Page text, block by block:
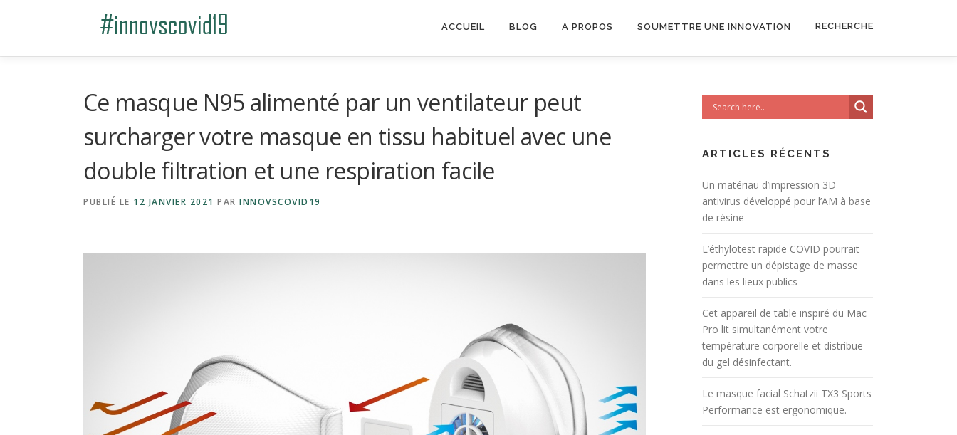
ACCUEIL BLOG A PROPOS SOUMETTRE UNE INNOVATION RECHERCHE
Ce masque N95 alimenté par un ventilateur peut
surcharger votre masque en tissu habituel avec une
double filtration et une respiration facile
PUBLIÉ LE 12 JANVIER 2021 PAR INNOVSCOVID19
ARTICLES RÉCENTS
Un matériau d’impression 3D
antivirus développé pour l’AM à base
de résine
L’éthylotest rapide COVID pourrait
permettre un dépistage de masse
dans les lieux publics
Cet appareil de table inspiré du Mac
Pro lit simultanément votre
température corporelle et distribue
du gel désinfectant.
Le masque facial Schatzii TX3 Sports
Performance est ergonomique.